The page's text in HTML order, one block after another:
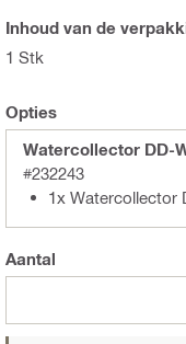
Inhoud van de
1 Stk
Opties
Watercollector DD-
#232243
1x Watercollector
Aantal